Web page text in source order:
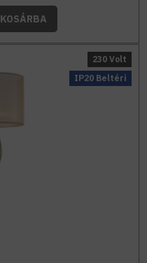
KOSÁRBA
IP20 Beltéri
230 Volt